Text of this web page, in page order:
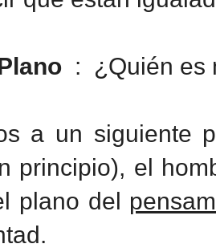
: ¿Quién es
a un siguiente
principio), el
plano del